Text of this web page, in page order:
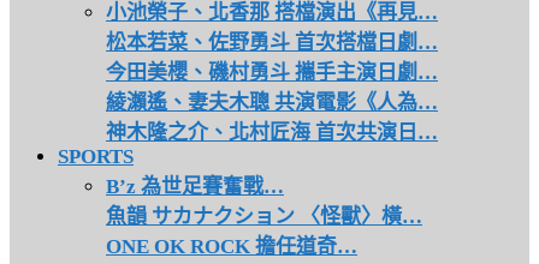
小池榮子、北香那 搭檔演出《再見…
松本若菜、佐野勇斗 首次搭檔日劇…
今田美櫻、磯村勇斗 攜手主演日劇…
綾瀨遙、妻夫木聰 共演電影《人為…
神木隆之介、北村匠海 首次共演日…
SPORTS
B’z 為世足賽奮戰…
魚韻 サカナクション 〈怪獸〉橫…
ONE OK ROCK 擔任道奇…